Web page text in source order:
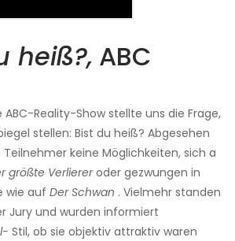
heiß?, ABC
ABC-Reality-Show stellte uns die Frage,
stellen: Bist du heiß? Abgesehen
keine Möglichkeiten, sich a
größte Verliereroder gezwungen in
wie auf Der Schwan . Vielmehr standen
Jury und wurden informiert
Stil, ob sie objektiv attraktiv waren